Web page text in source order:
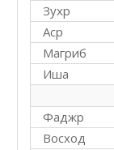
Зухр
Аср
Магриб
Иша
Фаджр
Восход